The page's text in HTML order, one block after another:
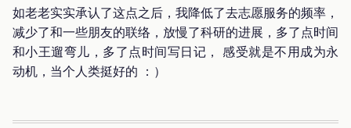
如老老实实承认了这点之后，我降低了去志愿服务的频率，
减少了和一些朋友的联络，放慢了科研的进展，多了点时间
和小王遛弯儿，多了点时间写日记， 感受就是不用成为永
动机，当个人类挺好的 ：）